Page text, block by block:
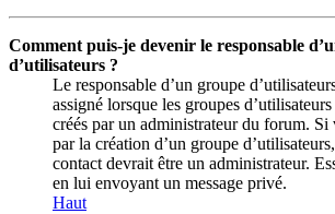
Comment puis-je devenir le responsable
d’utilisateurs ?
Le responsable d’un groupe
assigné lorsque les groupes
créés par un administrateur du forum. Si
par la création d’un groupe
contact devrait être un administrateur.
en lui envoyant un message privé.
Haut